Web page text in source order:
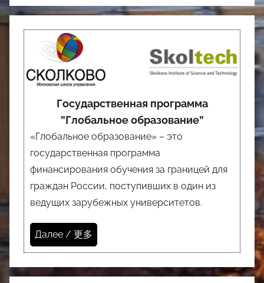
Государственная программа
”Глобальное образование”
«Глобальное образование» – это
государственная программа
финансирования обучения за границей для
граждан России, поступивших в один из
ведущих зарубежных университетов.
Далее / 更多